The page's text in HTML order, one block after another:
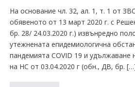
На основание чл. 32, ал. 1, т. 1 от
обявеното от 13 март 2020 г. с
бр. 28/ 24.03.2020 г.) извънредно
утежнената епидемиологична
пандемията COVID 19 и удължаване
на НС от 03.04.2020 г (обн., ДВ, бр.